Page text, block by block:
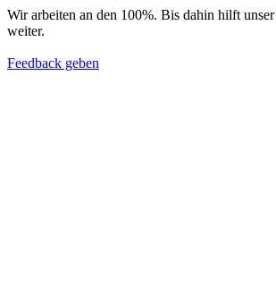
Wir arbeiten an den 100%. Bis dahin hilft unser
weiter.
Feedback geben